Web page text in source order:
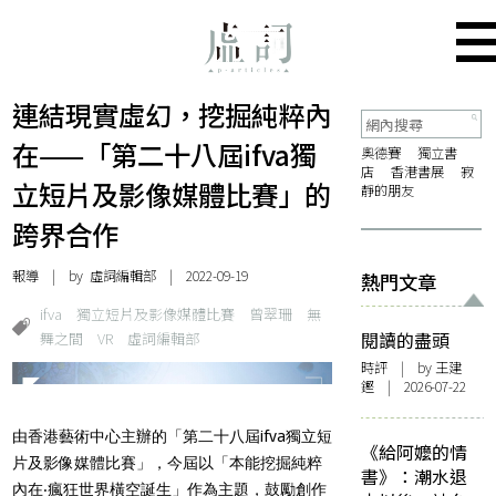
連結現實虛幻，挖掘純粹內
在——「第二十八屆ifva獨
立短片及影像媒體比賽」的
跨界合作
報導 | by 虛詞編輯部 | 2022-09-19
ifva 獨立短片及影像媒體比賽 曾翠珊
無
舞之間
VR 虛詞編輯部
由香港藝術中心主辦的「第二十八屆ifva獨立短
片及影像媒體比賽」，今屆以「本能挖掘純粹
內在‧瘋狂世界橫空誕生」作為主題，鼓勵創作
奧德賽
獨立書
店
香港書展
寂
靜的朋友
熱門文章
閱讀的盡頭
時評 | by 王建
鏗 | 2026-07-22
《給阿嬤的情
書》：潮水退